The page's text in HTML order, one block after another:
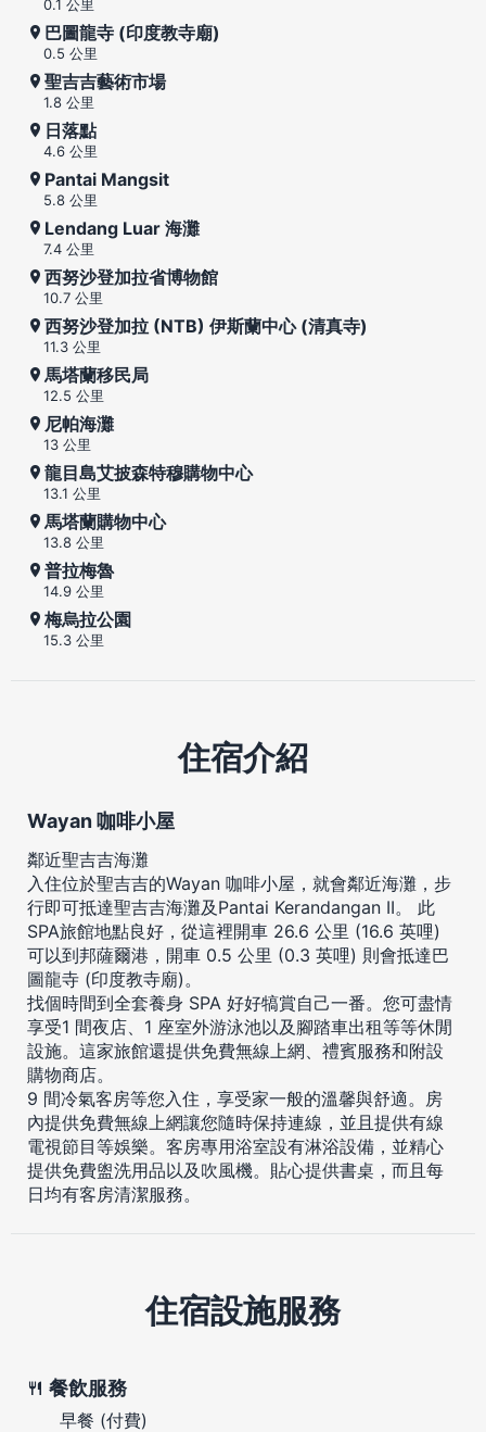
0.1 公里
巴圖龍寺 (印度教寺廟)
0.5 公里
聖吉吉藝術市場
1.8 公里
日落點
4.6 公里
Pantai Mangsit
5.8 公里
Lendang Luar 海灘
7.4 公里
西努沙登加拉省博物館
10.7 公里
西努沙登加拉 (NTB) 伊斯蘭中心 (清真寺)
11.3 公里
馬塔蘭移民局
12.5 公里
尼帕海灘
13 公里
龍目島艾披森特穆購物中心
13.1 公里
馬塔蘭購物中心
13.8 公里
普拉梅魯
14.9 公里
梅烏拉公園
15.3 公里
住宿介紹
Wayan 咖啡小屋
鄰近聖吉吉海灘
入住位於聖吉吉的Wayan 咖啡小屋，就會鄰近海灘，步
行即可抵達聖吉吉海灘及Pantai Kerandangan II。 此
SPA旅館地點良好，從這裡開車 26.6 公里 (16.6 英哩)
可以到邦薩爾港，開車 0.5 公里 (0.3 英哩) 則會抵達巴
圖龍寺 (印度教寺廟)。
找個時間到全套養身 SPA 好好犒賞自己一番。您可盡情
享受1 間夜店、1 座室外游泳池以及腳踏車出租等等休閒
設施。這家旅館還提供免費無線上網、禮賓服務和附設
購物商店。
9 間冷氣客房等您入住，享受家一般的溫馨與舒適。房
內提供免費無線上網讓您隨時保持連線，並且提供有線
電視節目等娛樂。客房專用浴室設有淋浴設備，並精心
提供免費盥洗用品以及吹風機。貼心提供書桌，而且每
日均有客房清潔服務。
住宿設施服務
餐飲服務
早餐 (付費)